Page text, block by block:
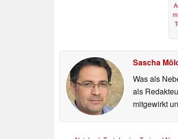
Sascha
Was als
als
mitgewirkt